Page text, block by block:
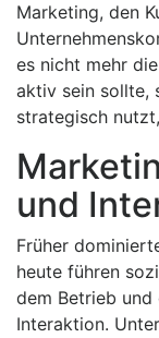
Marketing, den
es nicht mehr
aktiv sein sollte,
strategisch
und
Früher
heute führen
dem Betrieb
Interaktion.